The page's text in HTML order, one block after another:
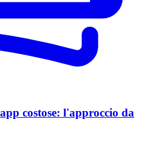
costose: l'approccio da